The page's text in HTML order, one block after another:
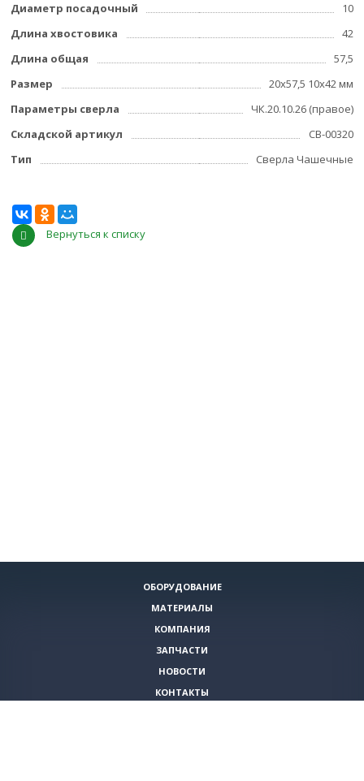
Диаметр посадочный
10
Длина хвостовика
42
Длина общая
57,5
Размер
20x57,5 10x42 мм
Параметры сверла
ЧК.20.10.26 (правое)
Складской артикул
СВ-00320
Тип
Сверла Чашечные
Вернуться к списку
ОБОРУДОВАНИЕ
МАТЕРИАЛЫ
КОМПАНИЯ
ЗАПЧАСТИ
НОВОСТИ
КОНТАКТЫ